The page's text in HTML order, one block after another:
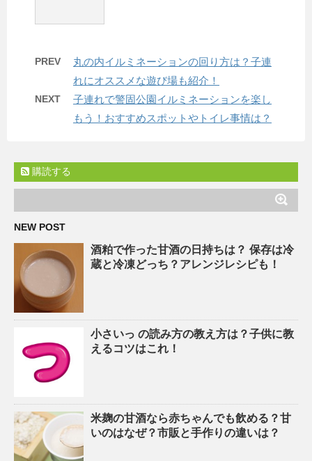
PREV
丸の内イルミネーションの回り方は？子連
れにオススメな遊び場も紹介！
NEXT
子連れで警固公園イルミネーションを楽し
もう！おすすめスポットやトイレ事情は？
購読する
NEW POST
酒粕で作った甘酒の日持ちは？ 保存は冷
蔵と冷凍どっち？アレンジレシピも！
小さいっ の読み方の教え方は？子供に教
えるコツはこれ！
米麹の甘酒なら赤ちゃんでも飲める？甘
いのはなぜ？市販と手作りの違いは？